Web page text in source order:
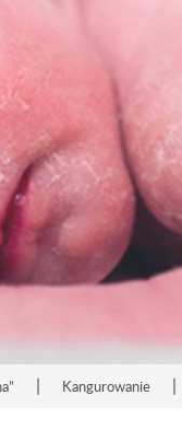
| Kangurowanie |